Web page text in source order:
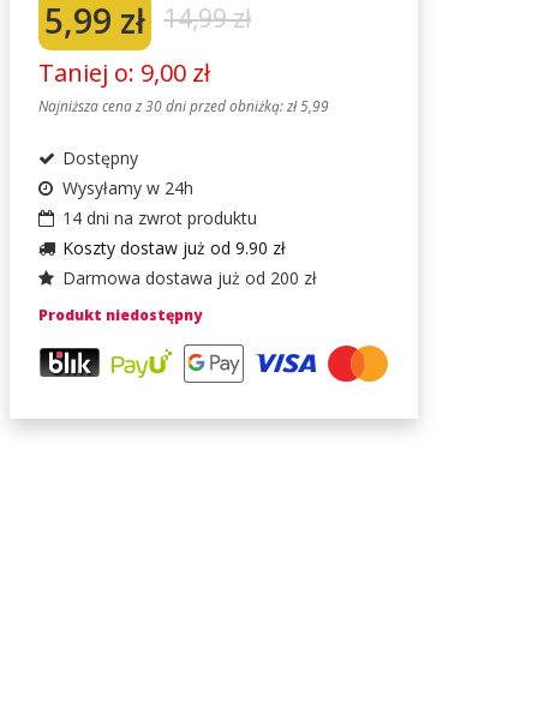
5,99 zł 14,99 zł
Taniej o: 9,00 zł
Najniższa cena z 30 dni przed obniżką:zł 5,99
Dostępny
Wysyłamy w 24h
14 dni na zwrot produktu
Koszty dostaw już od 9.90 zł
Darmowa dostawa już od 200 zł
Produkt niedostępny